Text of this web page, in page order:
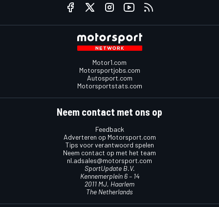
Motor1.com
Motorsportjobs.com
Autosport.com
Motorsportstats.com
Neem contact met ons op
Feedback
Adverteren op Motorsport.com
Tips voor verantwoord spelen
Neem contact op met het team
nl.adsales@motorsport.com
SportUpdate B.V.
Kennemerplein 6 – 14
2011 MJ, Haarlem
The Netherlands